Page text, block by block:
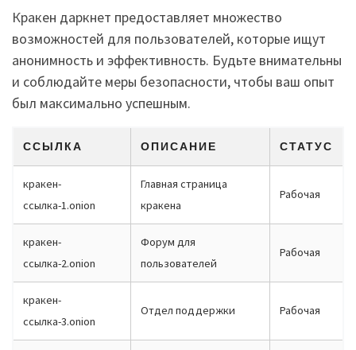
Кракен даркнет предоставляет множество
возможностей для пользователей, которые ищут
анонимность и эффективность. Будьте внимательны
и соблюдайте меры безопасности, чтобы ваш опыт
был максимально успешным.
ССЫЛКА ОПИСАНИЕ СТАТУС
кракен-
ссылка-1.onion
Главная страница
кракена
Рабочая
кракен-
ссылка-2.onion
Форум для
пользователей
Рабочая
кракен-
ссылка-3.onion
Отдел поддержки Рабочая